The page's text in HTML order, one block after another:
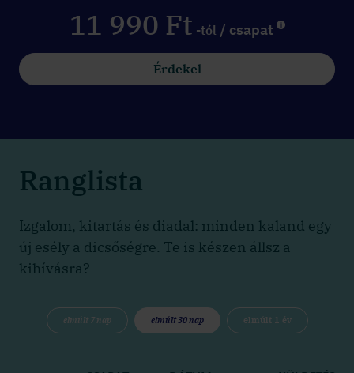
11 990 Ft -tól / csapat
Érdekel
Ranglista
Izgalom, kitartás és diadal: minden kaland egy
új esély a dicsőségre. Te is készen állsz a
kihívásra?
elmúlt 7 nap elmúlt 30 nap elmúlt 1 év